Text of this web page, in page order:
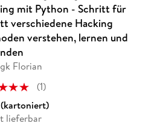
mit Python - Schritt für
verschiedene Hacking
verstehen, lernen und
Florian
(1)
lieferbar